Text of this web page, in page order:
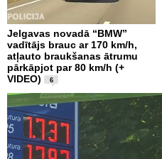
Jelgavas novadā “BMW”
vadītājs brauc ar 170 km/h,
atļauto braukšanas ātrumu
pārkāpjot par 80 km/h (+
VIDEO)
6